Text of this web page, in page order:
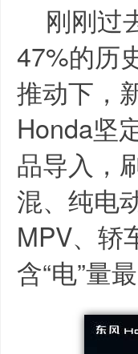
刚刚过
47%的历
推动下，
Honda坚
品导入，
混、纯电
MPV、轿
含“电”量